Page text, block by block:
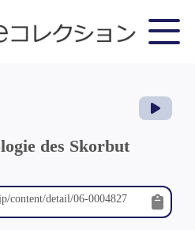
des Skorbut